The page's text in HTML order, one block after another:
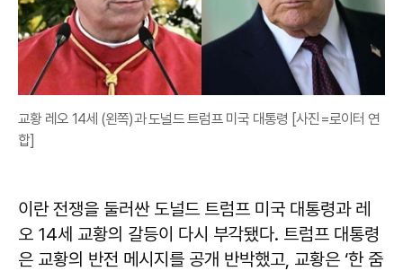
교황 레오 14세 (왼쪽)과 도널드 트럼프 미국 대통령 [사진=로이터 연
합]
이란 전쟁을 둘러싼 도널드 트럼프 미국 대통령과 레
오 14세 교황의 갈등이 다시 부각됐다. 트럼프 대통령
은 교황의 반전 메시지를 공개 반박했고, 교황은 ‘한 줌